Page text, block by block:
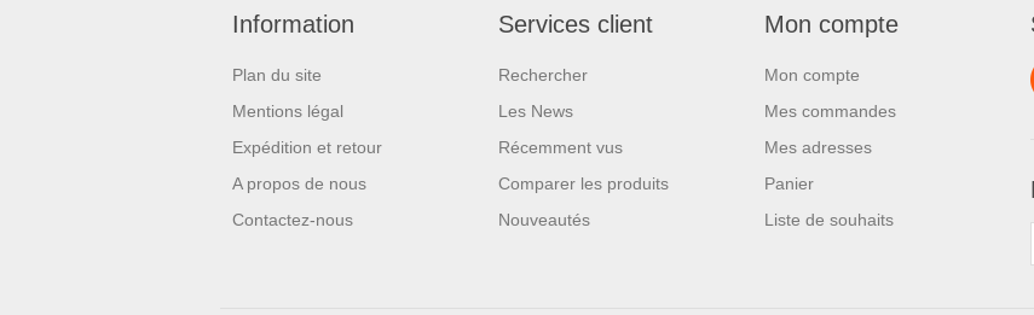
Information
Plan du site
Mentions légal
Expédition et retour
A propos de nous
Contactez-nous
Services client
Rechercher
Les News
Récemment vus
Comparer les produits
Nouveautés
Mon compte
Mon compte
Mes commandes
Mes adresses
Panier
Liste de souhaits